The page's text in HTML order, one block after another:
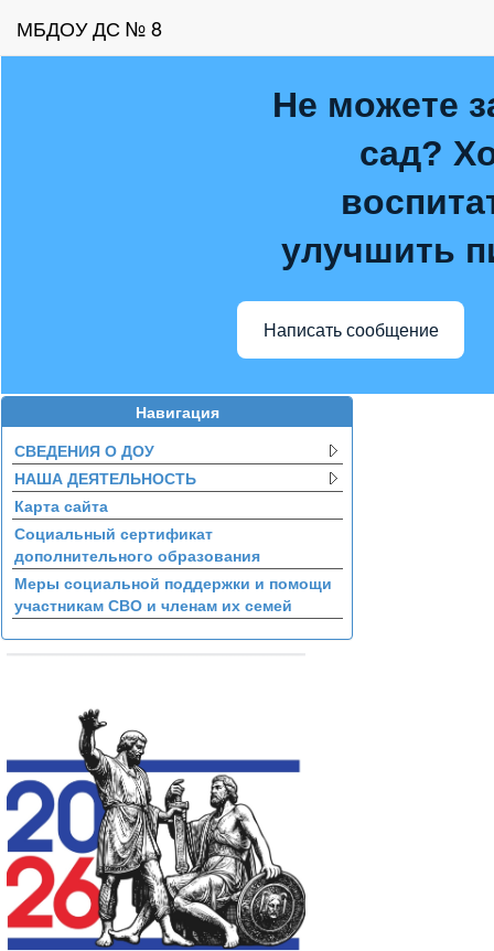
МБДОУ ДС № 8
Не можете
сад?
улучшить
Написать сообщение
Навигация
СВЕДЕНИЯ О ДОУ
НАША ДЕЯТЕЛЬНОСТЬ
Карта сайта
Социальный сертификат
дополнительного образования
Меры социальной поддержки и помощи
участникам СВО и членам их семей